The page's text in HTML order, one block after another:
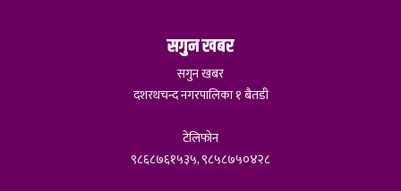
सगुन खबर
सगुन खबर
दशरथचन्द नगरपालिका १ बैतडी
टेलिफोन
९८६८७६१५३५, ९८५८७५०४२८